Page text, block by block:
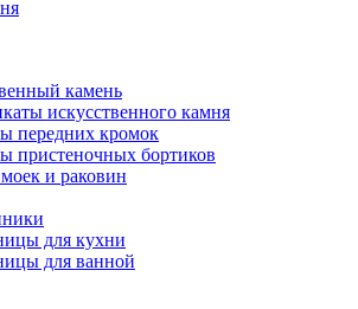
камень
искусственного камня
передних кромок
пристеночных бортиков
и раковин
для кухни
для ванной